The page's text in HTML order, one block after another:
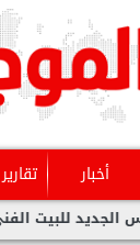
أخبار
الفنى